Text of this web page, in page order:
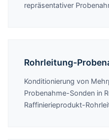
repräsentativer
Rohrleitung-
Konditionierung von
Probenahme-Sonden in
Raffinierieprodukt-